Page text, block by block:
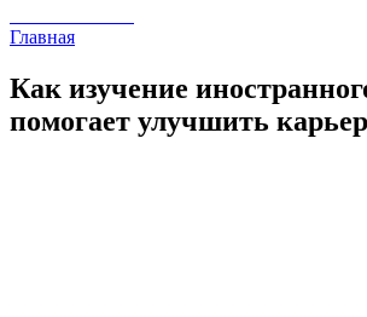
Главная
Как изучение
помогает улучшить